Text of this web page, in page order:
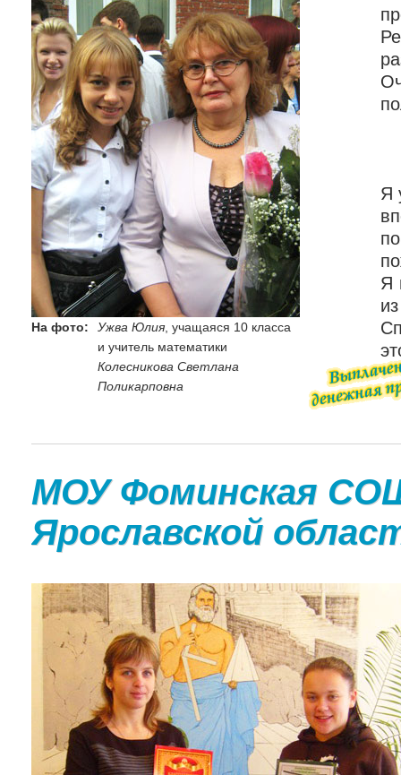
На фото: Ужва Юлия , учащаяся 10 класса
и учитель математики
Колесникова Светлана
Поликарповна
Я
Я
МОУ Фоминская
Ярославской